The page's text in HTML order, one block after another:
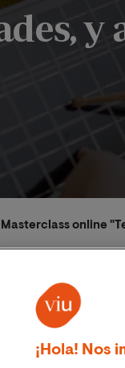
y
Masterclass online
¡Hola! Nos